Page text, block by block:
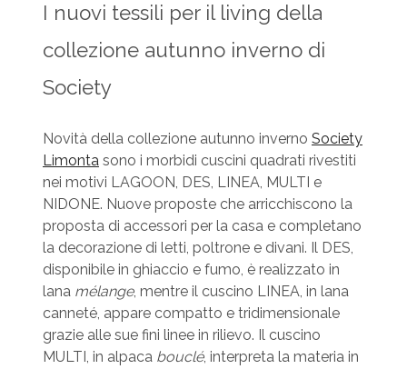
I nuovi tessili per il living della
collezione autunno inverno di
Society
Novità della collezione autunno inverno Society
Limontasono i morbidi cuscini quadrati rivestiti
nei motivi LAGOON, DES, LINEA, MULTI e
NIDONE. Nuove proposte che arricchiscono la
proposta di accessori per la casa e completano
la decorazione di letti, poltrone e divani. Il DES,
disponibile in ghiaccio e fumo, è realizzato in
lana mélange, mentre il cuscino LINEA, in lana
canneté, appare compatto e tridimensionale
grazie alle sue fini linee in rilievo. Il cuscino
MULTI, in alpaca bouclé, interpreta la materia in